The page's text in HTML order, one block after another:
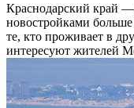
Краснодарский край
новостройками
те, кто проживает в
интересуют жителей